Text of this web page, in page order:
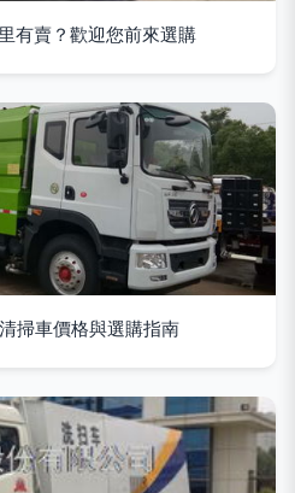
有賣？歡迎您前來選購
掃車價格與選購指南